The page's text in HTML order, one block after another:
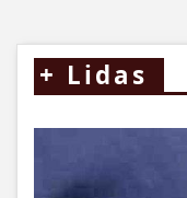
+ Lidas